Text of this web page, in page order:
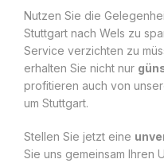
Nutzen Sie die
Stuttgart nach Wels zu
Service verzichten zu
erhalten Sie nicht nur
profitieren auch von
um Stuttgart.
Stellen Sie jetzt eine
Sie uns gemeinsam Ihren